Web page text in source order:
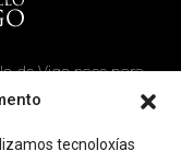
tecnoloxías
de Vigo nace para
creando un ambicioso